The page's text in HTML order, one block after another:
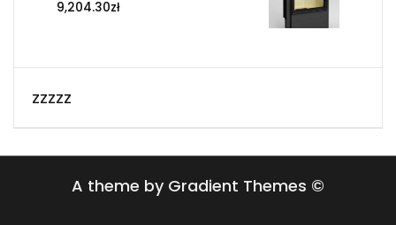
9,204.30zł
zzzzz
A theme by Gradient Themes ©